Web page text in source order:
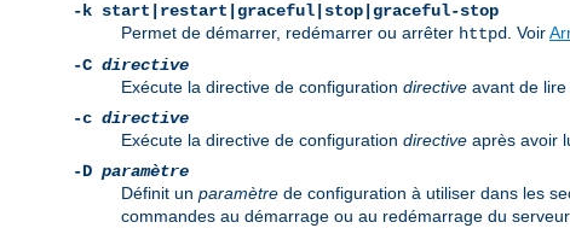
-k start|restart|graceful|stop|graceful-stop
Permet de démarrer, redémarrer ou arrêter httpd . Voir
-C directive
Exécute la directive de configuration directive avant de lire
-c directive
Exécute la directive de configuration directive après avoir
-D paramètre
Définit un paramètre de configuration à utiliser dans les
commandes au démarrage ou au redémarrage du